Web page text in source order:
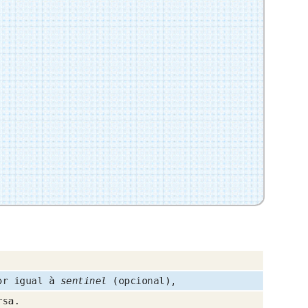
igual à sentinel
(opcional),